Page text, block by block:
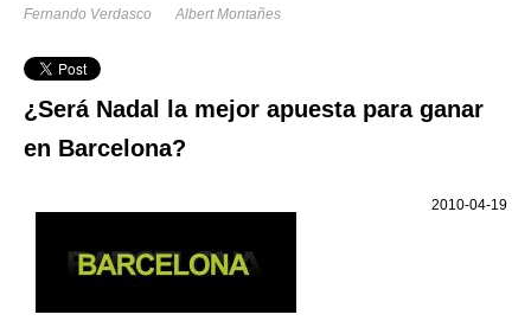
Fernando Verdasco
Albert Montañes
¿Será Nadal la mejor apuesta para ganar
en Barcelona?
2010-04-19